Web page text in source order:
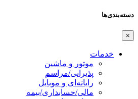
دسته‌بندی‌ها
×
خدمات
موتور و ماشین
پذیرایی/مراسم
رایانه‌ای و موبایل
مالی/حسابداری/بیمه